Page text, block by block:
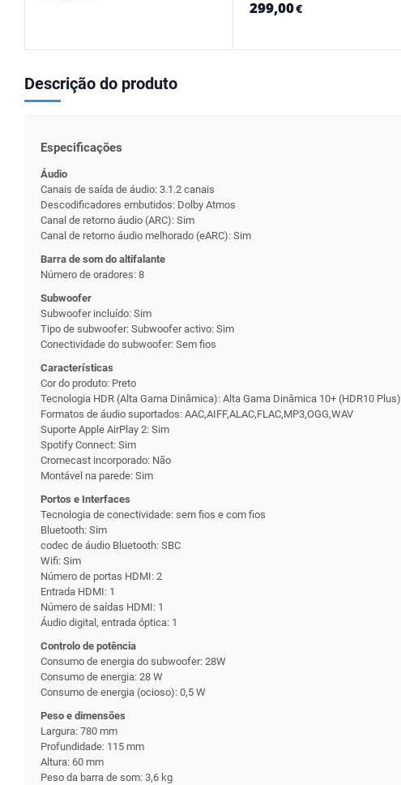
299,00€
Descrição do produto
Especificações
Áudio
Canais de saída de áudio: 3.1.2 canais
Descodificadores embutidos: Dolby Atmos
Canal de retorno áudio (ARC): Sim
Canal de retorno áudio melhorado (eARC): Sim
Barra de som do altifalante
Número de oradores: 8
Subwoofer
Subwoofer incluído: Sim
Tipo de subwoofer: Subwoofer activo: Sim
Conectividade do subwoofer: Sem fios
Características
Cor do produto: Preto
Tecnologia HDR (Alta Gama Dinâmica): Alta Gama Dinâmica 10+ (HDR10 Plus)
Formatos de áudio suportados: AAC,AIFF,ALAC,FLAC,MP3,OGG,WAV
Suporte Apple AirPlay 2: Sim
Spotify Connect: Sim
Cromecast incorporado: Não
Montável na parede: Sim
Portos e Interfaces
Tecnologia de conectividade: sem fios e com fios
Bluetooth: Sim
codec de áudio Bluetooth: SBC
Wifi: Sim
Número de portas HDMI: 2
Entrada HDMI: 1
Número de saídas HDMI: 1
Áudio digital, entrada óptica: 1
Controlo de potência
Consumo de energia do subwoofer: 28W
Consumo de energia: 28 W
Consumo de energia (ocioso): 0,5 W
Peso e dimensões
Largura: 780 mm
Profundidade: 115 mm
Altura: 60 mm
Peso da barra de som: 3,6 kg